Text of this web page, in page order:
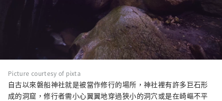
Picture courtesy of pixta
自古以來磐船神社就是被當作修行的場所，神社裡有許多巨石形
成的洞窟，修行者需小心翼翼地穿過狹小的洞穴或是在崎嶇不平